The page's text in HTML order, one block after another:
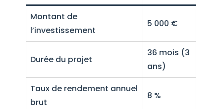
Montant de
l’investissement
5 000 €
Durée du projet
36 mois (3
ans)
Taux de rendement annuel
brut
8 %